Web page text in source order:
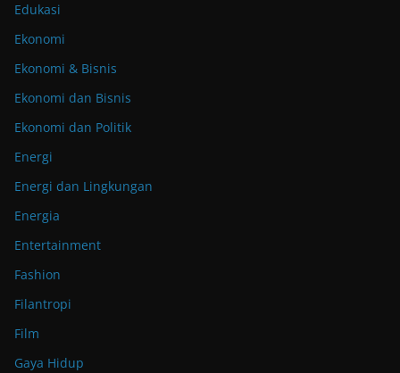
Edukasi
Ekonomi
Ekonomi & Bisnis
Ekonomi dan Bisnis
Ekonomi dan Politik
Energi
Energi dan Lingkungan
Energia
Entertainment
Fashion
Filantropi
Film
Gaya Hidup